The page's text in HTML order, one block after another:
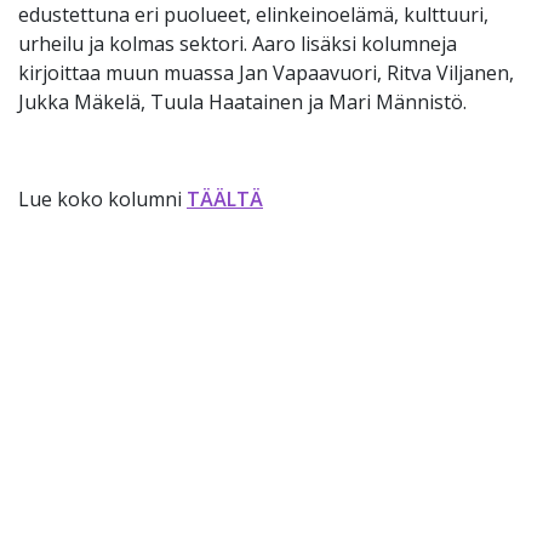
edustettuna eri puolueet, elinkeinoelämä, kulttuuri,
urheilu ja kolmas sektori. Aaro lisäksi kolumneja
kirjoittaa muun muassa Jan Vapaavuori, Ritva Viljanen,
Jukka Mäkelä, Tuula Haatainen ja Mari Männistö.
Lue koko kolumni TÄÄLTÄ